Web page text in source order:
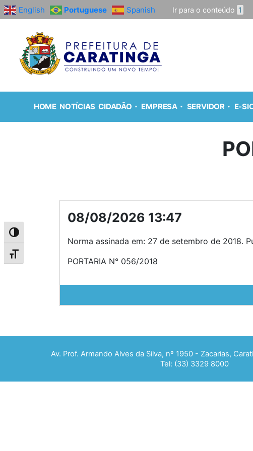
Alternar alto contraste
Alternar tamanho da fonte
English Portuguese Spanish Ir para o conteúdo 1
HOME NOTÍCIAS CIDADÃO EMPRESA SERVIDOR E-
08/08/2026 13:47
Norma assinada em: 27 de setembro de 2018.
PORTARIA N° 056/2018
Av. Prof. Armando Alves da Silva, nº 1950 - Zacarias,
Tel: (33) 3329 8000